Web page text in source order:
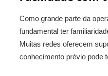
Como grande parte da
fundamental ter
Muitas redes oferecem
conhecimento prévio pode